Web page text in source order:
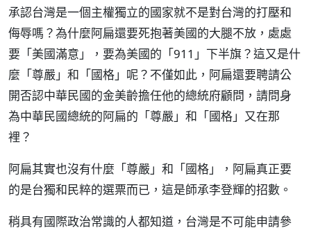
承認台灣是一個主權獨立的國家就不是對台灣的打壓和
侮辱嗎？為什麼阿扁還要死抱著美國的大腿不放，處處
要「美國滿意」，要為美國的「911」下半旗？這又是什
麼「尊嚴」和「國格」呢？不僅如此，阿扁還要聘請公
開否認中華民國的金美齡擔任他的總統府顧問，請問身
為中華民國總統的阿扁的「尊嚴」和「國格」又在那
裡？
阿扁其實也沒有什麼「尊嚴」和「國格」，阿扁真正要
的是台獨和民粹的選票而已，這是師承李登輝的招數。
稍具有國際政治常識的人都知道，台灣是不可能申請參